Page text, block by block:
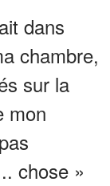
dans
chambre,
sur la
mon
chose »